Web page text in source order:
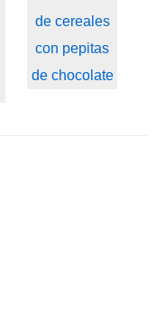
de cereales
con pepitas
de chocolate